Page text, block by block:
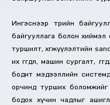
Ингэснээр төрийн
байгууллага болон
туршилт, хөгжүүлэлтийн
их өгөгдөл, машин сургалт,
бодит мэдээллийн системд
орчинд турших боломжийг
бодох хүчин чадлыг